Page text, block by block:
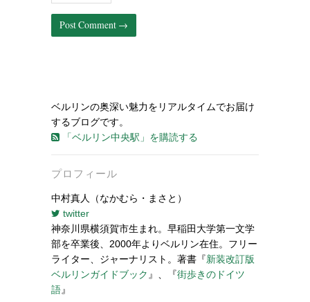
ベルリンの奥深い魅力をリアルタイムでお届け
するブログです。
「ベルリン中央駅」を購読する
プロフィール
中村真人（なかむら・まさと）
twitter
神奈川県横須賀市生まれ。早稲田大学第一文学
部を卒業後、2000年よりベルリン在住。フリー
ライター、ジャーナリスト。著書『新装改訂版
ベルリンガイドブック』、『街歩きのドイツ
語』